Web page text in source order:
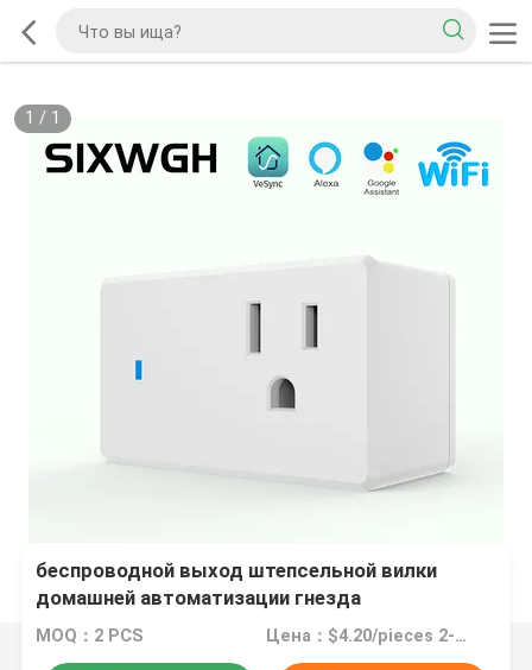
1 / 1
беспроводной выход штепсельной вилки
домашней автоматизации гнезда
дистанционного управления 2200W удаленный
MOQ：2 PCS Цена：$4.20/pieces 2-498 pieces